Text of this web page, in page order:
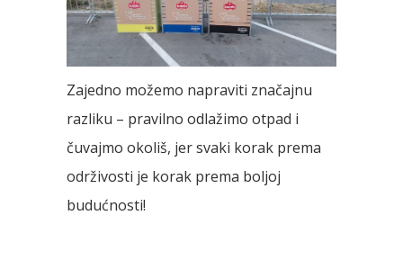
Zajedno možemo napraviti značajnu
razliku – pravilno odlažimo otpad i
čuvajmo okoliš, jer svaki korak prema
održivosti je korak prema boljoj
budućnosti!